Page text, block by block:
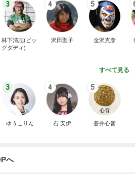
3
林下清志(ビッ
グダディ)
4
沢田聖子
5
金沢克彦
すべて見る
3
ゆうこりん
4
石 安伊
5
蒼井心音
へ